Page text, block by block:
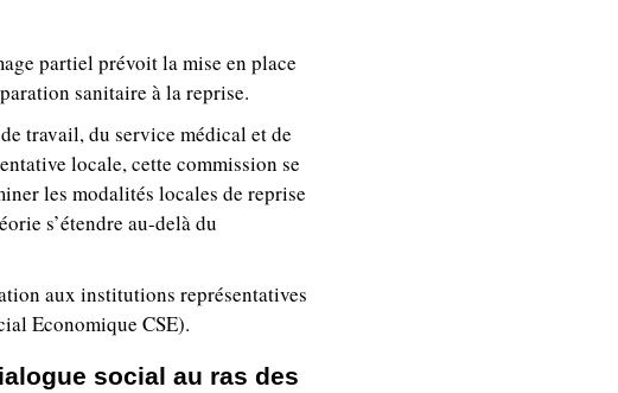
partiel prévoit la mise en place
sanitaire à la reprise.
travail, du service médical et de
locale, cette commission se
les modalités locales de reprise
s’étendre au-delà du
aux institutions représentatives
Economique CSE).
social au ras des